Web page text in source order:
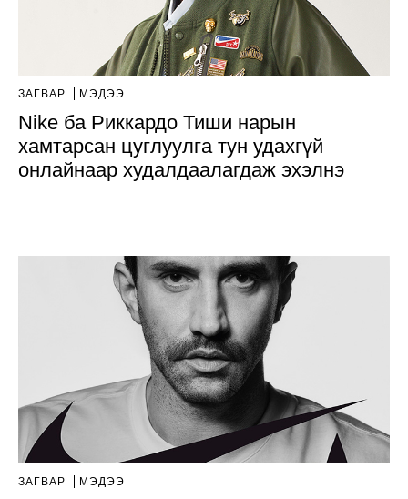
ЗАГВАР МЭДЭЭ
Nike ба Риккардо Тиши нарын
хамтарсан цуглуулга тун удахгүй
онлайнаар худалдаалагдаж эхэлнэ
ЗАГВАР МЭДЭЭ